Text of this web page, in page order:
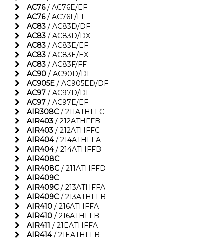
AC76/ AC76E/EF
AC76/ AC76F/FF
AC83 / AC83D/DF
AC83 / AC83D/DX
AC83 / AC83E/EF
AC83 / AC83E/EX
AC83 / AC83F/FF
AC90 / AC90D/DF
AC905E / AC905ED/DF
AC97 / AC97D/DF
AC97 / AC97E/EF
AIR308C / 211ATHFFC
AIR403 / 212ATHFFB
AIR403 / 212ATHFFC
AIR404/ 214ATHFFA
AIR404/ 214ATHFFB
AIR408C
AIR408C / 211ATHFFD
AIR409C
AIR409C / 213ATHFFA
AIR409C / 213ATHFFB
AIR410 / 216ATHFFA
AIR410 / 216ATHFFB
AIR411 / 21EATHFFA
AIR414/ 21EATHFFB